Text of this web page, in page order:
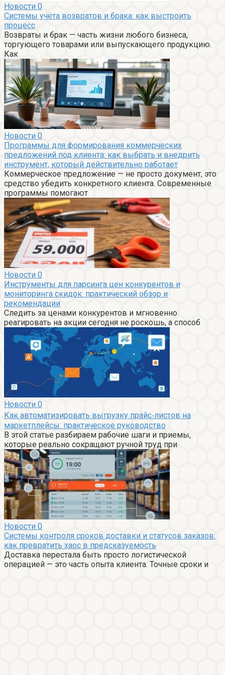
Новости 0
Системы учёта возвратов и брака: как выстроить
процесс
Возвраты и брак — часть жизни любого бизнеса,
торгующего товарами или выпускающего продукцию.
Как
Новости 0
Программы для формирования коммерческих
предложений под клиента: как выбрать и внедрить
инструмент, который действительно работает
Коммерческое предложение — не просто документ, это
средство убедить конкретного клиента. Современные
программы помогают
Новости 0
Инструменты для парсинга цен конкурентов и
мониторинга скидок: практический обзор и
рекомендации
Следить за ценами конкурентов и мгновенно
реагировать на акции сегодня не роскошь, а способ
Новости 0
Как автоматизировать выгрузку прайс‑листов на
маркетплейсы: практическое руководство
В этой статье разбираем рабочие шаги и приемы,
которые реально сокращают ручной труд при
Новости 0
Системы контроля сроков доставки и статусов заказов:
как превратить хаос в предсказуемость
Доставка перестала быть просто логистической
операцией — это часть опыта клиента. Точные сроки и